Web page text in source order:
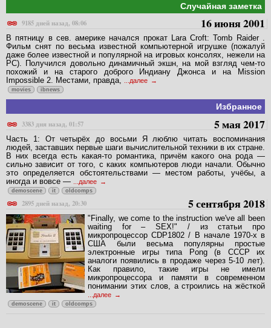
Случайная заметка
9185 дней назад, 08:06
16 июня 2001
В пятницу в сев. америке начался прокат Lara Croft: Tomb Raider .
Фильм снят по весьма известной компьютерной игрушке (пожалуй
даже более известной и популярной на игровых консолях, нежели на
PC). Получился довольно динамичный экшн, на мой взгляд чем-то
похожий и на старого доброго Индиану Джонса и на Mission
Impossible 2. Местами, правда,
...далее
movies ibnews
Избранное
3383 дня назад, 01:57
5 мая 2017
Часть 1: От четырёх до восьми Я люблю читать воспоминания
людей, заставших первые шаги вычислительной техники в их стране.
В них всегда есть какая-то романтика, причём какого она рода —
сильно зависит от того, с каких компьютеров люди начали. Обычно
это определяется обстоятельствами — местом работы, учёбы, а
иногда и вовсе —
...далее
demoscene it oldcomps
2895 дней назад, 20:30 5 сентября 2018
"Finally, we come to the instruction we've all been
waiting for – SEX!" / из статьи про
микропроцессор CDP1802 / В начале 1970-х в
США были весьма популярны простые
электронные игры типа Pong (в СССР их
аналоги появились в продаже через 5-10 лет).
Как правило, такие игры не имели
микропроцессора и памяти в современном
понимании этих слов, а строились на жёсткой
...далее
demoscene it oldcomps